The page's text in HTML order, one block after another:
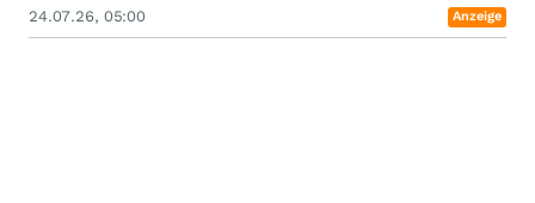
24.07.26, 05:00 Anzeige